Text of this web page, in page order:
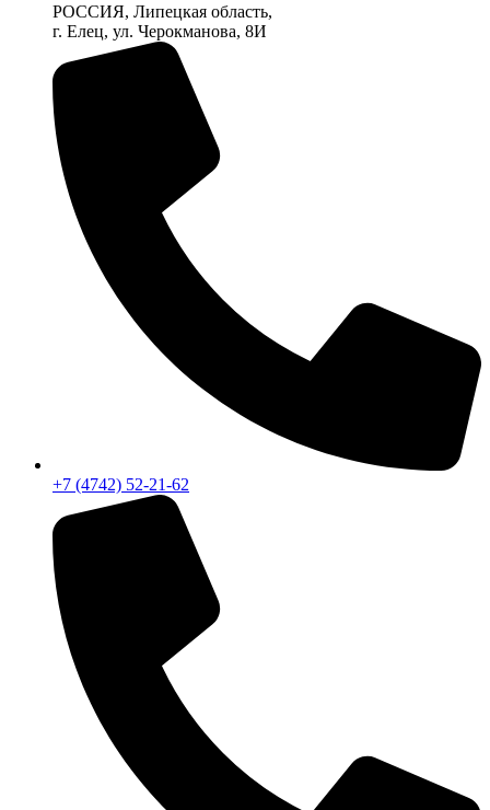
РОССИЯ, Липецкая область,
г. Елец, ул. Черокманова, 8И
+7 (4742) 52-21-62